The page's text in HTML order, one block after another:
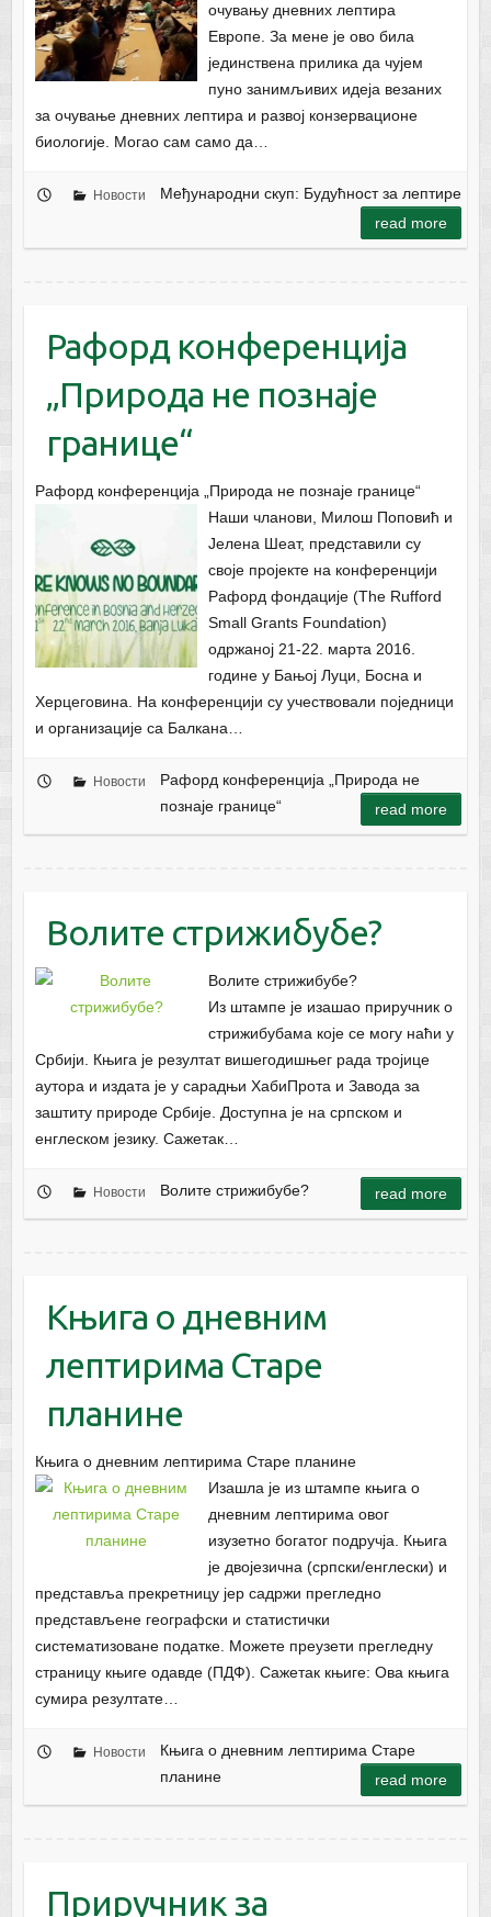
очувању дневних лептира
Европе. За мене је ово била
јединствена прилика да чујем
пуно занимљивих идеја везаних
за очување дневних лептира и развој конзервационе
биологије. Могао сам само да…
Новости
Међународни скуп: Будућност за лептире
read more
Рафорд конференција
„Природа не познаје
границе“
Рафорд конференција „Природа не познаје границе“
Наши чланови, Милош Поповић и
Јелена Шеат, представили су
своје пројекте на конференцији
Рафорд фондације (The Rufford
Small Grants Foundation)
одржаној 21-22. марта 2016.
године у Бањој Луци, Босна и
Херцеговина. На конференцији су учествовали поједници
и организације са Балкана…
Новости
Рафорд конференција „Природа не
познаје границе“
read more
Волите стрижибубе?
Волите стрижибубе?
Из штампе је изашао приручник о
стрижибубама које се могу наћи у
Србији. Књига је резултат вишегодишњег рада тројице
аутора и издата је у сарадњи ХабиПрота и Завода за
заштиту природе Србије. Доступна је на српском и
енглеском језику. Сажетак…
Новости Волите стрижибубе? read more
Књига о дневним
лептирима Старе
планине
Књига о дневним лептирима Старе планине
Изашла је из штампе књига о
дневним лептирима овог
изузетно богатог подручја. Књига
је двојезична (српски/енглески) и
представља прекретницу јер садржи прегледно
представљене географски и статистички
систематизоване податке. Можете преузети прегледну
страницу књиге одавде (ПДФ). Сажетак књиге: Ова књига
сумира резултате…
Новости
Књига о дневним лептирима Старе
планине
read more
Приручник за